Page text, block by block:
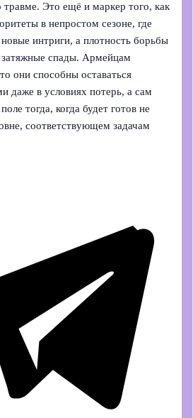
травме. Это ещё и маркер того, как
в непростом сезоне, где
интриги, а плотность борьбы
затяжные спады. Армейцам
они способны оставаться
даже в условиях потерь, а сам
тогда, когда будет готов не
соответствующем задачам